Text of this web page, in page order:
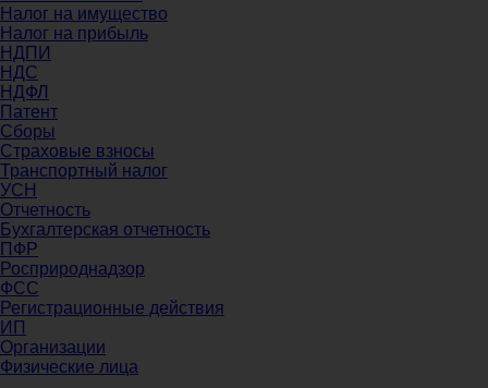
Налог на имущество
Налог на прибыль
НДПИ
НДС
НДФЛ
Патент
Сборы
Страховые взносы
Транспортный налог
УСН
Отчетность
Бухгалтерская отчетность
ПФР
Росприроднадзор
ФСС
Регистрационные действия
ИП
Организации
Физические лица